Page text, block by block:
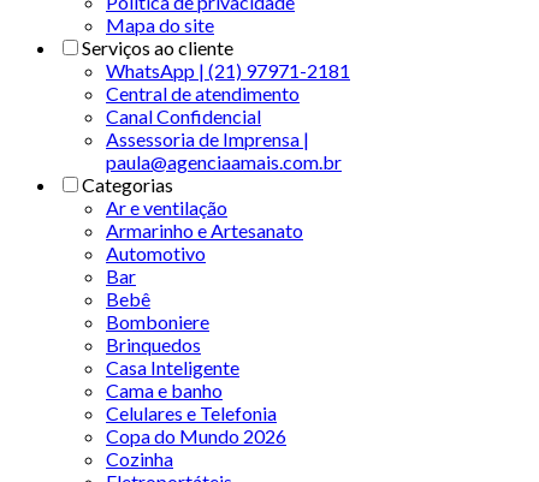
Mapa do site
Serviços ao cliente
WhatsApp | (21) 97971-2181
Central de atendimento
Canal Confidencial
Assessoria de Imprensa |
paula@agenciaamais.com.br
Categorias
Ar e ventilação
Armarinho e Artesanato
Automotivo
Bar
Bebê
Bomboniere
Brinquedos
Casa Inteligente
Cama e banho
Celulares e Telefonia
Copa do Mundo 2026
Cozinha